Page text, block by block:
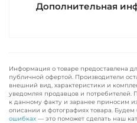
Дополнительная
Информация о товаре предоставлена
публичной офертой. Производители
внешний вид, характеристики и
уведомляя продавцов и потребителей.
к данному факту и заранее приносим
описании и фотографиях товара. Будем
ошибках — это поможет сделать наш